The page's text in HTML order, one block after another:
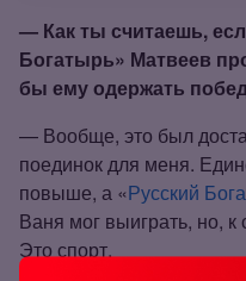
— Как ты считаешь,
Богатырь» Матвеев
бы ему одержать
— Вообще, это был
поединок для меня.
повыше, а «Русский
Ваня мог выиграть, но,
Это спорт.